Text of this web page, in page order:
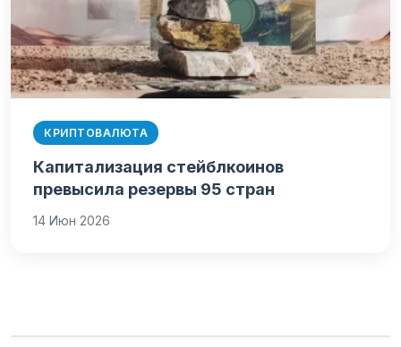
КРИПТОВАЛЮТА
Капитализация стейблкоинов
превысила резервы 95 стран
14 Июн 2026